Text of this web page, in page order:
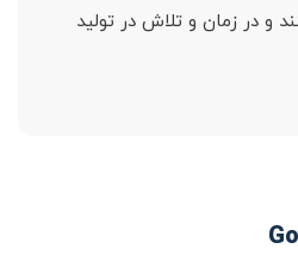
و در زمان و تلاش در تولید